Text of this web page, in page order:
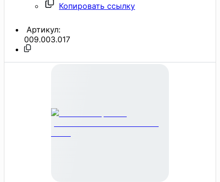
Копировать ссылку
Артикул:
009.003.017